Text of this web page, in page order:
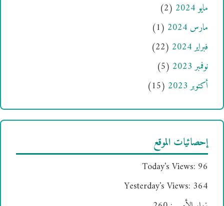
مايو 2024
(2)
مارس 2024
(1)
فبراير 2024
(22)
نوفمبر 2023
(5)
أكتوبر 2023
(15)
إحصائيات الموقع
Today's Views: 96
Yesterday's Views: 364